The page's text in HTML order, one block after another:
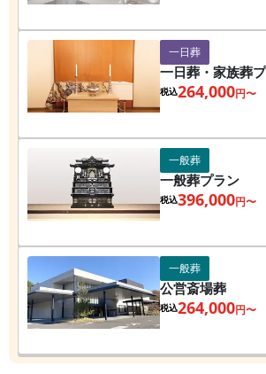
一日葬
一日葬・家族葬
税込264,000円〜
一般葬
一般葬プラン
税込396,000円〜
一般葬
公営斎場葬
税込264,000円〜